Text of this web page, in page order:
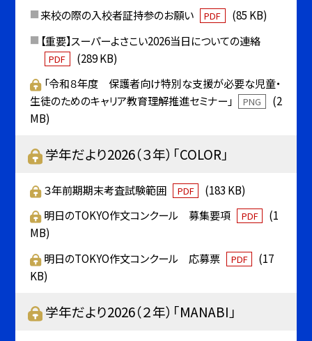
来校の際の入校者証持参のお願い PDF
(85 KB)
【重要】スーパーよさこい2026当日についての連絡
PDF
(289 KB)
「令和８年度 保護者向け特別な支援が必要な児童・
生徒のためのキャリア教育理解推進セミナー」
PNG
(2
MB)
学年だより2026（３年）「COLOR」
３年前期期末考査試験範囲 PDF
(183 KB)
明日のTOKYO作文コンクール 募集要項
PDF
(1
MB)
明日のTOKYO作文コンクール 応募票
PDF
(17
KB)
学年だより2026（２年）「MANABI」